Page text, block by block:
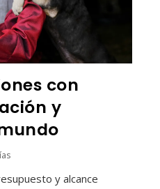
con
y
y alcance